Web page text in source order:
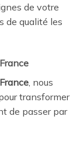
de votre
de qualité les
, nous
transformer
de passer par